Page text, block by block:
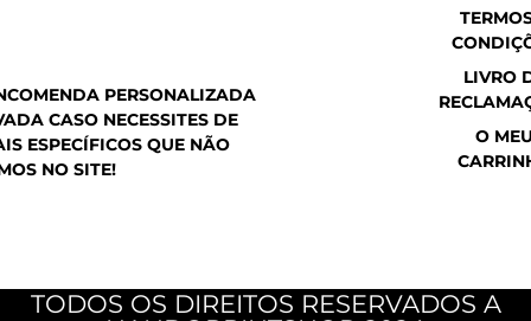
PERSONALIZADA
CASO NECESSITES DE
ESPECÍFICOS QUE NÃO
NO SITE!
LIVRO
O
TODOS OS DIREITOS RESERVADOS A